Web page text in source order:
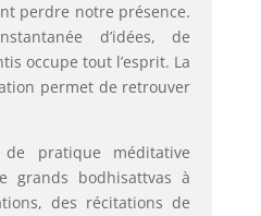
perdre notre présence.
d’idées, de
occupe tout l’esprit. La
permet de retrouver
pratique méditative
grands bodhisattvas à
des récitations de